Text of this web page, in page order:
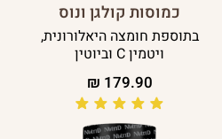
כמוסות קולגן ונוס
בתוספת חומצה היאלורונית,
ויטמין C וביוטין
179.90
₪